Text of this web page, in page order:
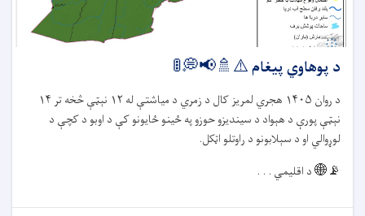
د پوهاوي پیغام ⚠️🚿📢💭🚦
د روان ۱۴۰۵ هجري لمریز کال د زمري د میاشتې له ۱۲ نېټې څخه تر۱۴
نېټې پورې د هېواد د سیندیزو حوزو په ځينو ځایونو کې د اوبو د کچې د
لوړوالي او د سېلابونو د راوتلو اټکل.
📡🌐د اقلیمي . . .